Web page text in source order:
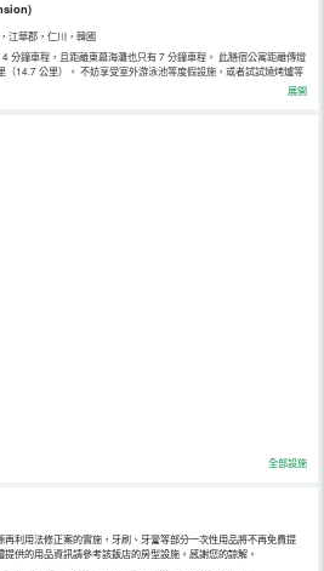
江華郡，仁川，韓國
分鐘車程，且距離東幕海灘也只有 7 分鐘車程。 此膳宿公寓距離傳燈
14.7 公里）。 不妨享受室外游泳池等度假設施，或者試試燒烤爐等
空調客房提供冰箱和液晶電視；您定能在旅途中找到家的舒適。提供免
展開
全部設施
再利用法修正案的實施，牙刷、牙膏等部分一次性用品將不再免費提
供的用品資訊請參考該飯店的房型設施。感謝您的諒解。